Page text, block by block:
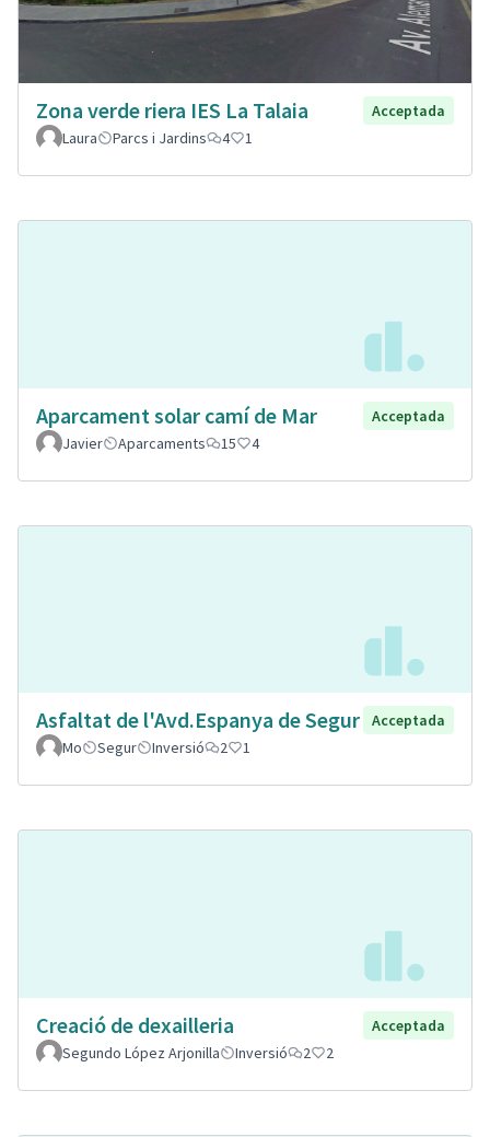
Zona verde riera IES La Talaia
Acceptada
Laura
Parcs i Jardins 4 1
Aparcament solar camí de Mar
Acceptada
Javier
Aparcaments 15 4
Asfaltat de l'Avd.Espanya de Segur
Acceptada
Mo
Segur Inversió 2 1
Creació de dexailleria
Acceptada
Segundo López Arjonilla
Inversió 2 2